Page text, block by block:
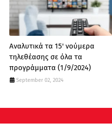
Αναλυτικά τα 15' νούμερα
τηλεθέασης σε όλα τα
προγράμματα (1/9/2024)
September 02, 2024